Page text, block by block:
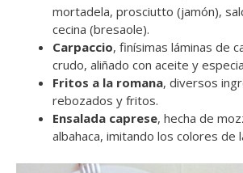
mortadela, prosciutto (jamón),
cecina (bresaole).
Carpaccio, finísimas láminas de
crudo, aliñado con aceite y
Fritos a la romana, diversos
rebozados y fritos.
Ensalada caprese, hecha de
albahaca, imitando los colores de